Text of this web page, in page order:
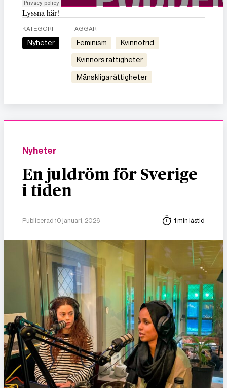
Lyssna här!
KATEGORI
Nyheter
TAGGAR
feminism kvinnofrid
kvinnors rättigheter
mänskliga rättigheter
Nyheter
En juldröm för Sverige
i tiden
Publicerad 10 januari, 2026 1 min lästid